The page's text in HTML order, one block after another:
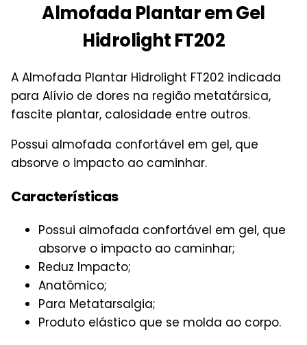
Almofada Plantar em Gel
Hidrolight FT202
A Almofada Plantar Hidrolight FT202 indicada
para Alívio de dores na região metatársica,
fascite plantar, calosidade entre outros.
Possui almofada confortável em gel, que
absorve o impacto ao caminhar.
Características
Possui almofada confortável em gel, que
absorve o impacto ao caminhar;
Reduz Impacto;
Anatômico;
Para Metatarsalgia;
Produto elástico que se molda ao corpo.